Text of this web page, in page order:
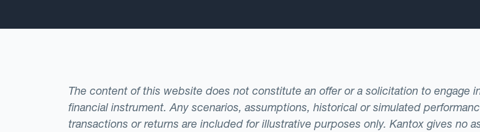
The content of this website does not constitute an offer or a solicitation to engage
financial instrument. Any scenarios, assumptions, historical or simulated
transactions or returns are included for illustrative purposes only. Kantox gives no